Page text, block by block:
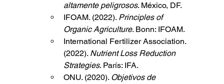
altamente peligrosos. México, DF.
IFOAM. (2022). Principles of
Organic Agriculture. Bonn: IFOAM.
International Fertilizer Association.
(2022). Nutrient Loss Reduction
Strategies. París: IFA.
ONU. (2020). Objetivos de